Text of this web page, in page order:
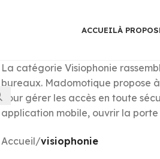
ACCUEILÀ PROPOS
La catégorie Visiophonie
bureaux. Madomotique propose
pour gérer les accès en toute
application mobile, ouvrir la
Accueil/visiophonie